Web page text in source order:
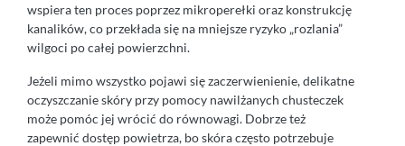
wspiera ten proces poprzez mikroperełki oraz konstrukcję
kanalików, co przekłada się na mniejsze ryzyko „rozlania”
wilgoci po całej powierzchni.
Jeżeli mimo wszystko pojawi się zaczerwienienie, delikatne
oczyszczanie skóry przy pomocy nawilżanych chusteczek
może pomóc jej wrócić do równowagi. Dobrze też
zapewnić dostęp powietrza, bo skóra często potrzebuje